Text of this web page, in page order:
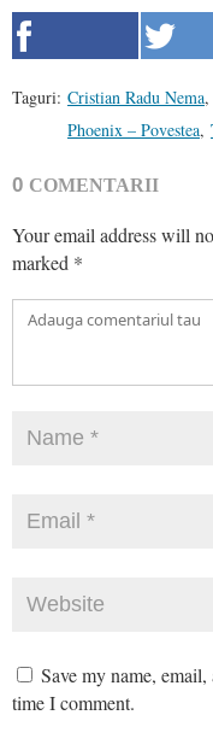
Taguri: Cristian Radu Nema,
Phoenix – Povestea,
0 COMENTARII
Your email address will
marked *
Save my name,
time I comment.